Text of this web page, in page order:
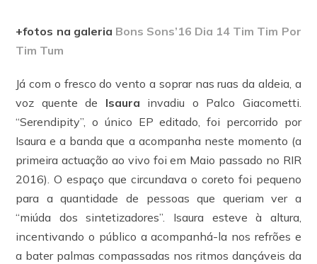
+fotos na galeria Bons Sons’16 Dia 14 Tim Tim Por
Tim Tum
Já com o fresco do vento a soprar nas ruas da aldeia, a
voz quente de Isaura invadiu o Palco Giacometti.
“Serendipity”, o único EP editado, foi percorrido por
Isaura e a banda que a acompanha neste momento (a
primeira actuação ao vivo foi em Maio passado no RIR
2016). O espaço que circundava o coreto foi pequeno
para a quantidade de pessoas que queriam ver a
“miúda dos sintetizadores”. Isaura esteve à altura,
incentivando o público a acompanhá-la nos refrões e
a bater palmas compassadas nos ritmos dançáveis da